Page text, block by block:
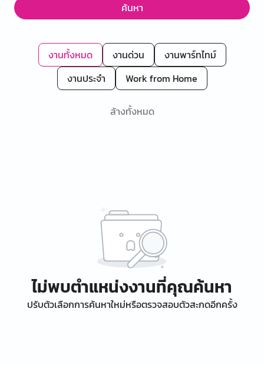
ค้นหา
งานทั้งหมด งานด่วน
งานพาร์ทไทม์
งานประจำ
Work from Home
ล้างทั้งหมด
ไม่พบตำแหน่งงานที่คุณค้นหา
ปรับตัวเลือกการค้นหาใหม่หรือตรวจสอบตัวสะกดอีกครั้ง